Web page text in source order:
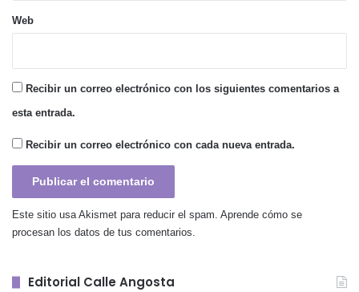
Web
Recibir un correo electrónico con los siguientes comentarios a
esta entrada.
Recibir un correo electrónico con cada nueva entrada.
Este sitio usa Akismet para reducir el spam. Aprende cómo se
procesan los datos de tus comentarios.
Editorial Calle Angosta